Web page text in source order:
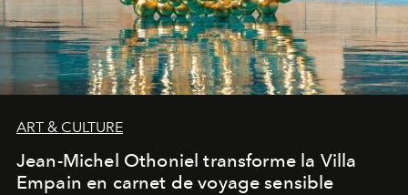
ART & CULTURE
Jean-Michel Othoniel transforme la Villa
Empain en carnet de voyage sensible